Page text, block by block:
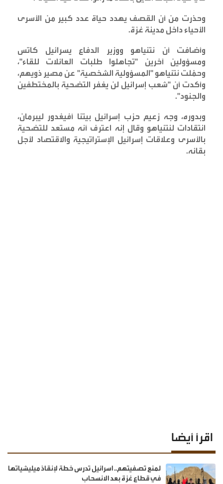
وحذرت من أن القصف يهدد حياة عدد كبير من الأسرى
الأحياء داخل مدينة غزة.
وأضافت أن نتنياهو ووزير الدفاع يسرائيل كاتس
ومسؤولين آخرين "تجاهلوا طلبات العائلات للقاء"،
وحمّلت نتنياهو "المسؤولية الشخصية" عن مصير ذويهم،
وأكدت أن "شعب إسرائيل لن يغفر التضحية بالمختطفين
والجنود".
وبدوره، وجه زعيم حزب إسرائيل بيتنا أفيغدور ليبرمان،
انتقادات لنتنياهو وقال إنه اعترف أنه مستعد للتضحية
بالأسرى وعلاقات إسرائيل الإستراتيجية والاقتصاد لأجل
بقائه.
اقرأ أيضا
لمنع تصفيتهم.. اسرائيل تدرس خطة لإنقاذ ميليشياتها
في قطاع غزة بعد الانسحاب